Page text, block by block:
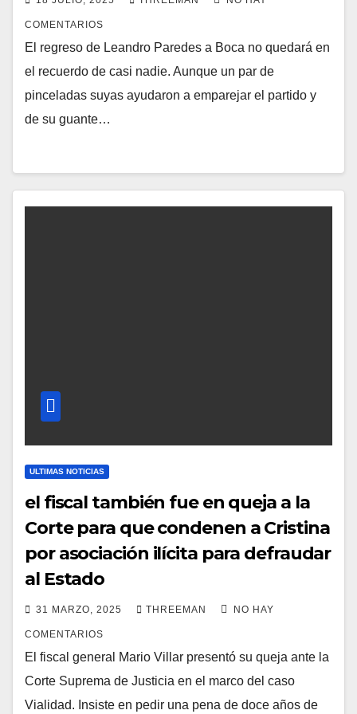
COMENTARIOS
El regreso de Leandro Paredes a Boca no quedará en
el recuerdo de casi nadie. Aunque un par de
pinceladas suyas ayudaron a emparejar el partido y
de su guante…
ULTIMAS NOTICIAS
el fiscal también fue en queja a la
Corte para que condenen a Cristina
por asociación ilícita para defraudar
al Estado
31 MARZO, 2025 THREEMAN NO HAY
COMENTARIOS
El fiscal general Mario Villar presentó su queja ante la
Corte Suprema de Justicia en el marco del caso
Vialidad. Insiste en pedir una pena de doce años de